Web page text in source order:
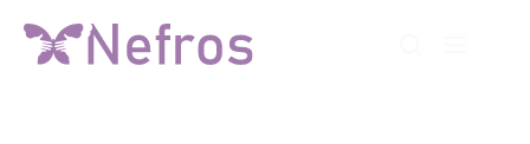
contenuto